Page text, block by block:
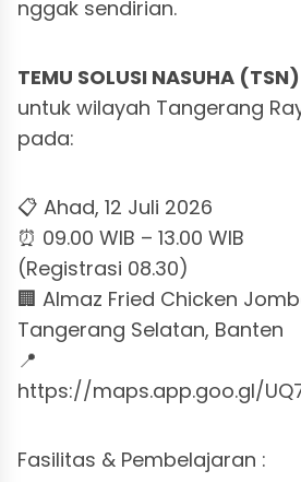
nggak sendirian.
TEMU SOLUSI NASUHA (TSN)
untuk wilayah Tangerang
pada:
📋 Ahad, 12 Juli 2026
⏰ 09.00 WIB – 13.00 WIB
(Registrasi 08.30)
🏢 Almaz Fried Chicken
Tangerang Selatan, Banten
📍
https://maps.app.goo.gl/
Fasilitas & Pembelajaran :